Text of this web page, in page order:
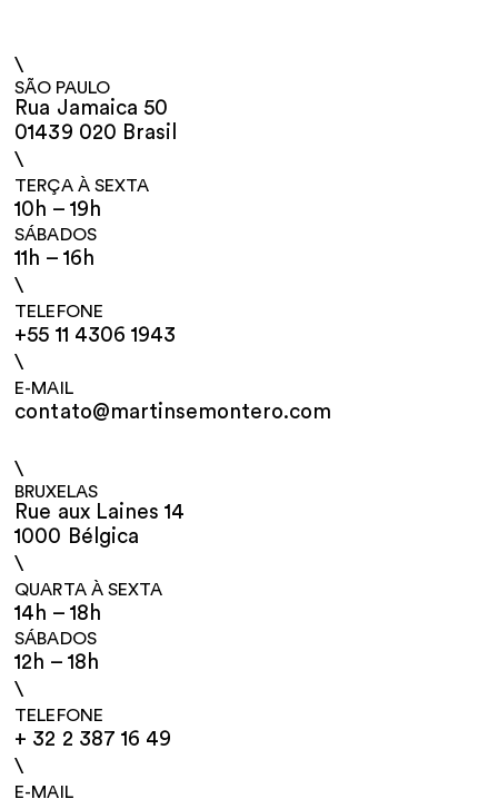
\
SÃO PAULO
Rua Jamaica 50
01439 020 Brasil
\
TERÇA À SEXTA
10h – 19h
SÁBADOS
11h – 16h
\
TELEFONE
+55 11 4306 1943
\
E-MAIL
contato@martinsemontero.com
\
BRUXELAS
Rue aux Laines 14
1000 Bélgica
\
QUARTA À SEXTA
14h – 18h
SÁBADOS
12h – 18h
\
TELEFONE
+ 32 2 387 16 49
\
E-MAIL